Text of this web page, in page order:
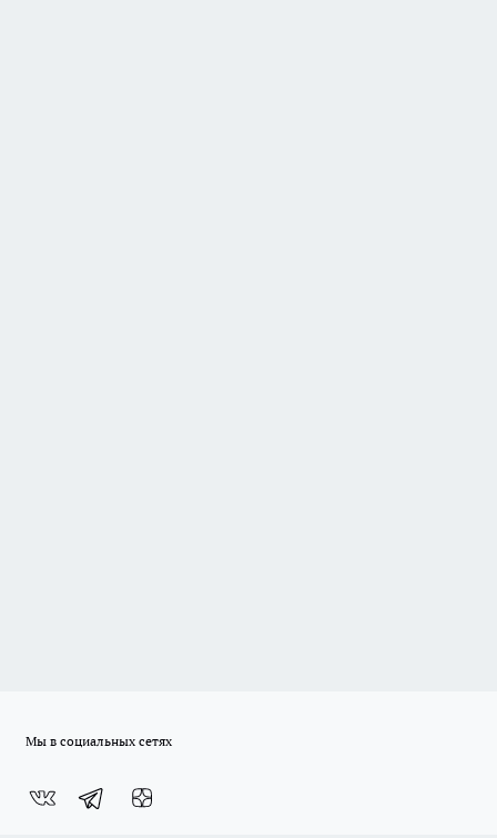
Мы в социальных сетях